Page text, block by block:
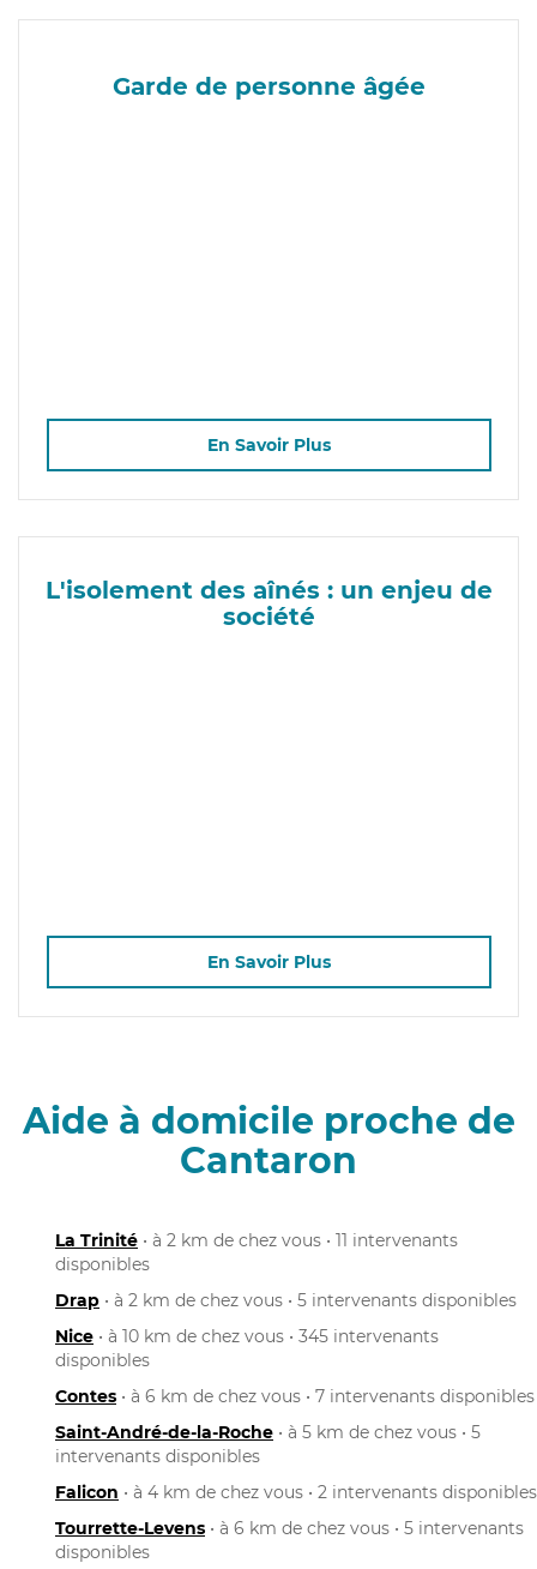
Garde de personne âgée
En Savoir Plus
L'isolement des aînés : un enjeu de
société
En Savoir Plus
Aide à domicile proche de
Cantaron
La Trinité • à 2 km de chez vous • 11 intervenants
disponibles
Drap • à 2 km de chez vous • 5 intervenants disponibles
Nice • à 10 km de chez vous • 345 intervenants
disponibles
Contes • à 6 km de chez vous • 7 intervenants disponibles
Saint-André-de-la-Roche • à 5 km de chez vous • 5
intervenants disponibles
Falicon • à 4 km de chez vous • 2 intervenants disponibles
Tourrette-Levens • à 6 km de chez vous • 5 intervenants
disponibles